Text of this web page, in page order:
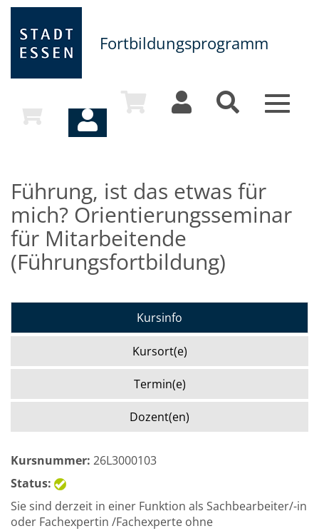
Fortbildungsprogramm
Toggle
Führung, ist das etwas für
mich? Orientierungsseminar
für Mitarbeitende
(Führungsfortbildung)
Kursinfo
Kursort(e)
Termin(e)
Dozent(en)
Kursnummer: 26L3000103
Status:
Sie sind derzeit in einer Funktion als Sachbearbeiter/-in
oder Fachexpertin /Fachexperte ohne